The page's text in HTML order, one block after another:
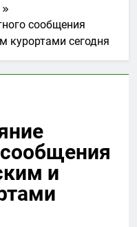
сообщения
курортами сегодня
и